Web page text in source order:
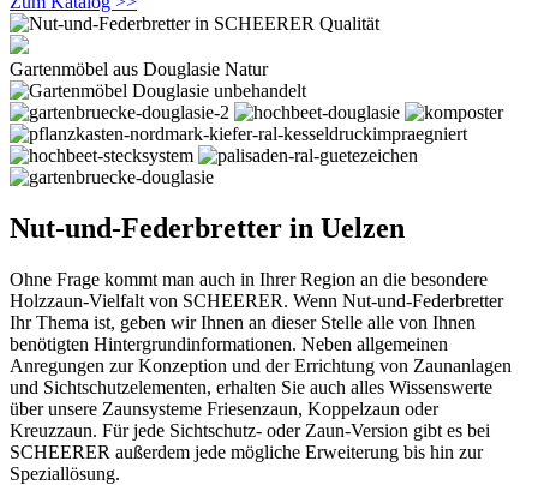
Gartenmöbel aus Douglasie Natur
Nut-und-Federbretter in Uelzen
Ohne Frage kommt man auch in Ihrer Region an die besondere
Holzzaun-Vielfalt von SCHEERER. Wenn Nut-und-Federbretter
Ihr Thema ist, geben wir Ihnen an dieser Stelle alle von Ihnen
benötigten Hintergrundinformationen. Neben allgemeinen
Anregungen zur Konzeption und der Errichtung von Zaunanlagen
und Sichtschutzelementen, erhalten Sie auch alles Wissenswerte
über unsere Zaunsysteme Friesenzaun, Koppelzaun oder
Kreuzzaun. Für jede Sichtschutz- oder Zaun-Version gibt es bei
SCHEERER außerdem jede mögliche Erweiterung bis hin zur
Speziallösung.